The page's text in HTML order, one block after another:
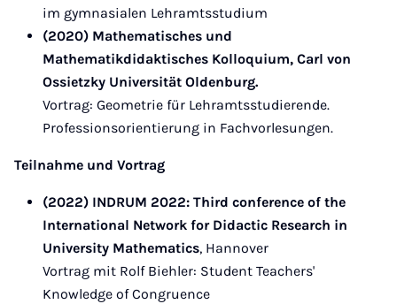
im gymnasialen Lehramtsstudium
(2020) Mathematisches und
Mathematikdidaktisches Kolloquium, Carl von
Ossietzky Universität Oldenburg.
Vortrag: Geometrie für Lehramtsstudierende.
Professionsorientierung in Fachvorlesungen.
Teilnahme und Vortrag
(2022) INDRUM 2022: Third conference of the
International Network for Didactic Research in
University Mathematics, Hannover
Vortrag mit Rolf Biehler: Student Teachers'
Knowledge of Congruence